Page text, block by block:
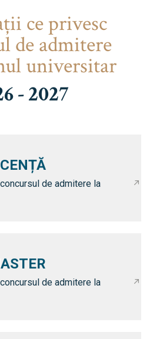
ce privesc
de admitere
universitar
- 2027
de admitere la
de admitere la